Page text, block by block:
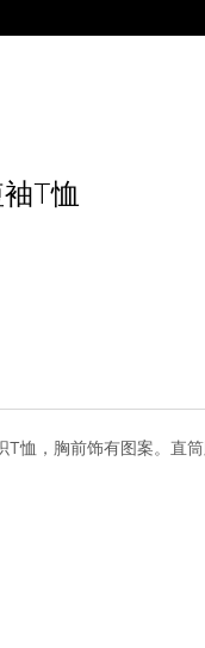
T恤
T恤，胸前饰有图案。直